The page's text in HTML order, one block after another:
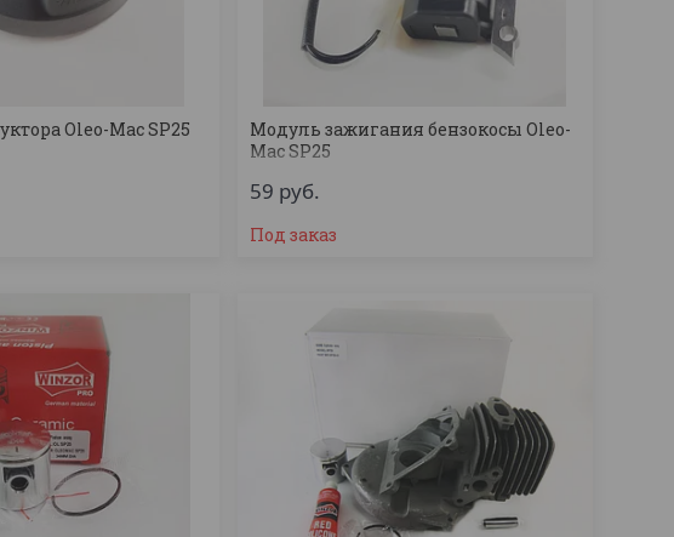
Oleo-Mac SP25
Модуль зажигания бензокосы Oleo-
Mac SP25
59 руб.
Под заказ